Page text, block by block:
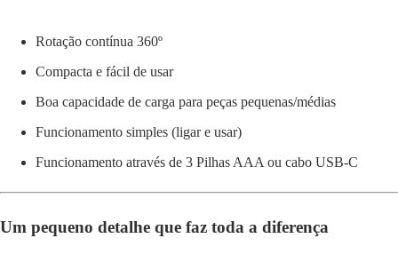
Rotação contínua 360º
Compacta e fácil de usar
Boa capacidade de carga para peças pequenas/médias
Funcionamento simples (ligar e usar)
Funcionamento através de 3 Pilhas AAA ou cabo USB-C
Um pequeno detalhe que faz toda a diferença